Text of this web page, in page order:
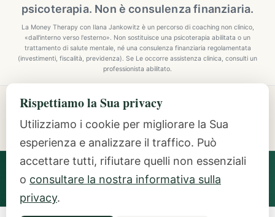
psicoterapia. Non è consulenza finanziaria.
La Money Therapy con Ilana Jankowitz è un percorso di coaching non clinico,
«dall'interno verso l'esterno». Non sostituisce una psicoterapia abilitata o un
trattamento di salute mentale, né una consulenza finanziaria regolamentata
(investimenti, fiscalità, previdenza). Se Le occorre assistenza clinica, consulti un
professionista abilitato.
Explore Mindful Money Coaching
Programmes, archetypes, the Inside-Out Method, and
resources.
Ilana Jankowitz· Certified Money Coach (CMC) · NLP
Practitioner · Inside-Out Money Coach (10+ Years) ·
Rispettiamo la Sua privacy
Utilizziamo i cookie per migliorare la Sua
esperienza e analizzare il traffico. Può
accettare tutti, rifiutare quelli non essenziali
o consultare la nostra informativa sulla
privacy.